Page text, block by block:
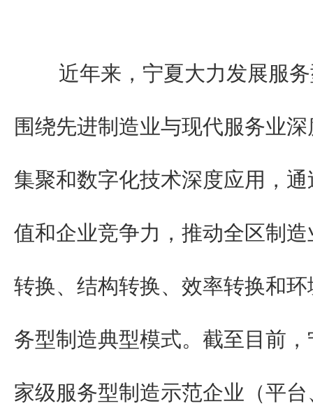
近年来，宁夏大力发展服务
围绕先进制造业与现代服务业
集聚和数字化技术深度应用，
值和企业竞争力，推动全区制
转换、结构转换、效率转换和
务型制造典型模式。截至目前
家级服务型制造示范企业（平